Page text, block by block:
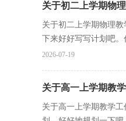
关于初二上学期物
关于初二上学期物理
下来好好写写计划吧
2026-07-19
关于高一上学期教
关于高一上学期教学